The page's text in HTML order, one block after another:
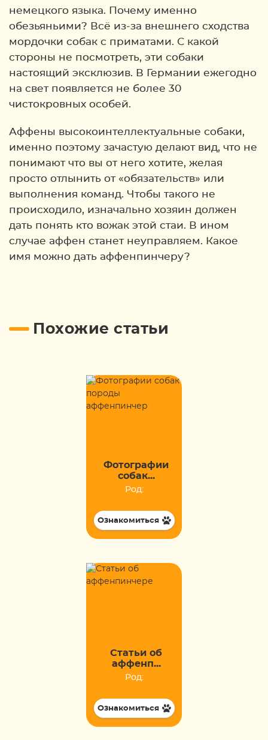
немецкого языка. Почему именно
обезьяньими? Всё из-за внешнего сходства
мордочки собак с приматами. С какой
стороны не посмотреть, эти собаки
настоящий эксклюзив. В Германии ежегодно
на свет появляется не более 30
чистокровных особей.
Аффены высокоинтеллектуальные собаки,
именно поэтому зачастую делают вид, что не
понимают что вы от него хотите, желая
просто отлынить от «обязательств» или
выполнения команд. Чтобы такого не
происходило, изначально хозяин должен
дать понять кто вожак этой стаи. В ином
случае аффен станет неуправляем. Какое
имя можно дать аффенпинчеру?
Похожие статьи
Фотографии
собак...
Род:
Ознакомиться
Статьи об
аффенп...
Род:
Ознакомиться